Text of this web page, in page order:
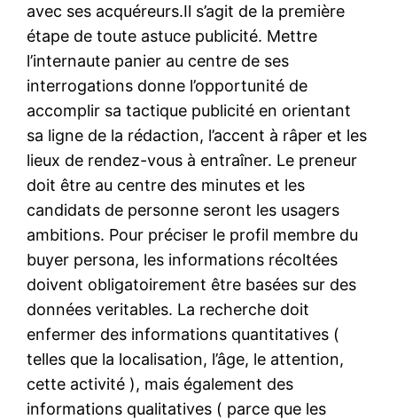
avec ses acquéreurs.Il s’agit de la première
étape de toute astuce publicité. Mettre
l’internaute panier au centre de ses
interrogations donne l’opportunité de
accomplir sa tactique publicité en orientant
sa ligne de la rédaction, l’accent à râper et les
lieux de rendez-vous à entraîner. Le preneur
doit être au centre des minutes et les
candidats de personne seront les usagers
ambitions. Pour préciser le profil membre du
buyer persona, les informations récoltées
doivent obligatoirement être basées sur des
données veritables. La recherche doit
enfermer des informations quantitatives (
telles que la localisation, l’âge, le attention,
cette activité ), mais également des
informations qualitatives ( parce que les